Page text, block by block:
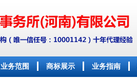
业务范围 商标展示 业务指南